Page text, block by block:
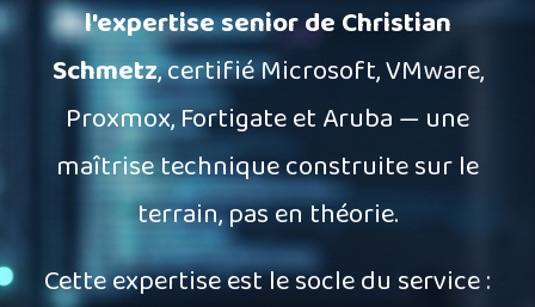
l'expertise senior de Christian
Schmetz, certifié Microsoft, VMware,
Proxmox, Fortigate et Aruba — une
maîtrise technique construite sur le
terrain, pas en théorie.
Cette expertise est le socle du service :